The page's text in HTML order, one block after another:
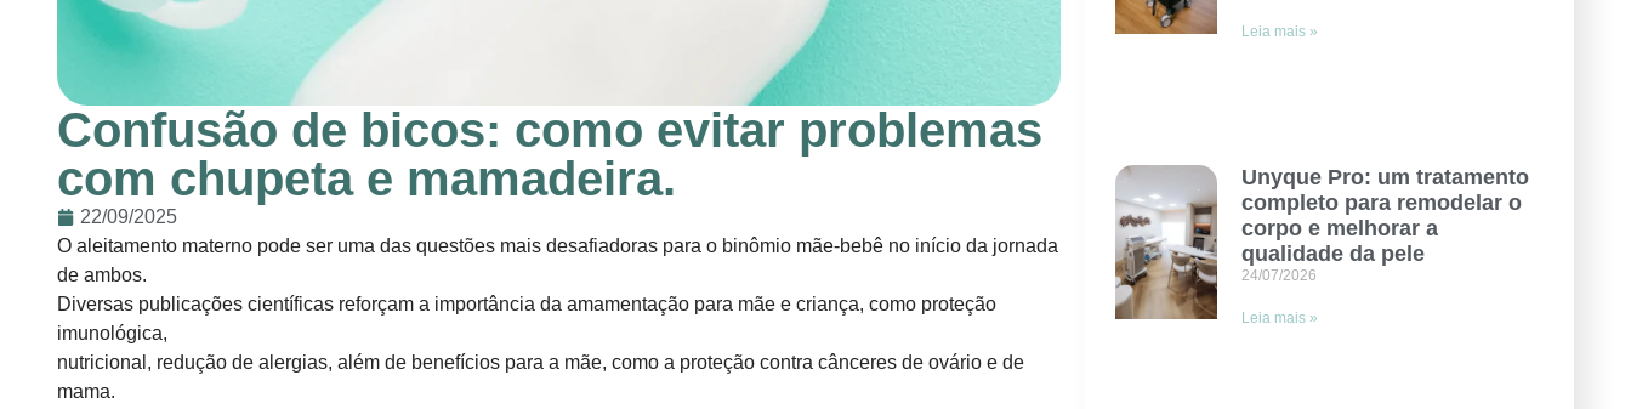
Confusão de bicos: como evitar problemas
com chupeta e mamadeira.
22/09/2025
O aleitamento materno pode ser uma das questões mais desafiadoras para o binômio mãe-bebê no início da jornada
de ambos.
Diversas publicações científicas reforçam a importância da amamentação para mãe e criança, como proteção
imunológica,
nutricional, redução de alergias, além de benefícios para a mãe, como a proteção contra cânceres de ovário e de
mama.
Leia mais »
Unyque Pro: um tratamento
completo para remodelar o
corpo e melhorar a
qualidade da pele
24/07/2026
Leia mais »